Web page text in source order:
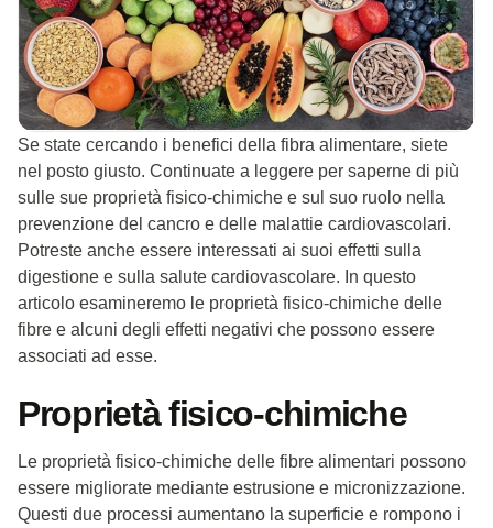
Se state cercando i benefici della fibra alimentare, siete
nel posto giusto. Continuate a leggere per saperne di più
sulle sue proprietà fisico-chimiche e sul suo ruolo nella
prevenzione del cancro e delle malattie cardiovascolari.
Potreste anche essere interessati ai suoi effetti sulla
digestione e sulla salute cardiovascolare. In questo
articolo esamineremo le proprietà fisico-chimiche delle
fibre e alcuni degli effetti negativi che possono essere
associati ad esse.
Proprietà fisico-chimiche
Le proprietà fisico-chimiche delle fibre alimentari possono
essere migliorate mediante estrusione e micronizzazione.
Questi due processi aumentano la superficie e rompono i